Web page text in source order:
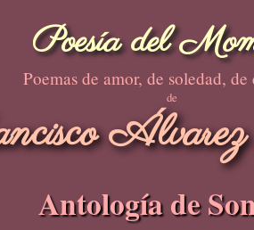
Poesía del
Poemas de amor, de soledad, de
de
Antología de